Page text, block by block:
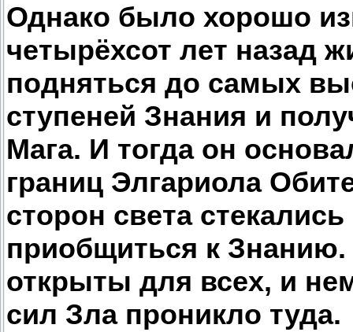
Однако было хорошо
четырёхсот лет назад
подняться до самых
ступеней Знания и
Мага. И тогда он
границ Элгариола
сторон света
приобщиться к
открыты для всех, и
сил Зла проникло туда.